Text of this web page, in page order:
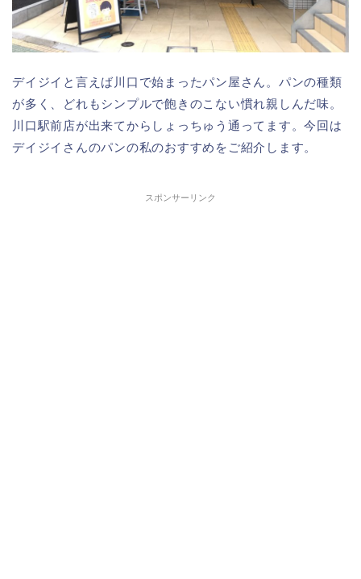
デイジイと言えば川口で始まったパン屋さん。パンの種類
が多く、どれもシンプルで飽きのこない慣れ親しんだ味。
川口駅前店が出来てからしょっちゅう通ってます。今回は
デイジイさんのパンの私のおすすめをご紹介します。
スポンサーリンク